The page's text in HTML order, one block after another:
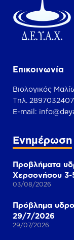
Επικοινωνία
Βιολογικός
Τηλ. 2897032407
Ε-mail:
Ενημέρωση
Προβλήματα
Χερσονήσου
03/08/2026
Πρόβλημα
29/7/2026
29/07/2026